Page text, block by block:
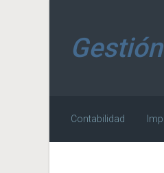
Contabilidad